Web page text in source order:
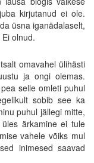
kirjutanud ei ole.
üsna iganädalaselt,
olnud.
omavahel ülihästi
ja ongi olemas.
selle omleti puhul
sobib see ka
puhul jällegi mitte,
ärkamine ei tule
vahele võiks mul
inimesed saavad